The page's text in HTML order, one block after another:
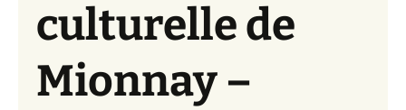
culturelle de
Mionnay –